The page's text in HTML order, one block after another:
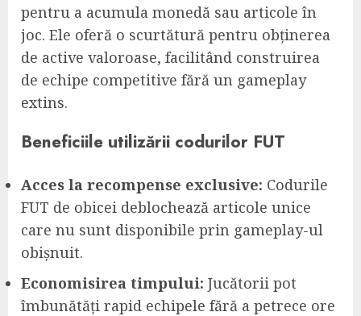
pentru a acumula monedă sau articole în
joc. Ele oferă o scurtătură pentru obținerea
de active valoroase, facilitând construirea
de echipe competitive fără un gameplay
extins.
Beneficiile utilizării codurilor FUT
Acces la recompense exclusive: Codurile
FUT de obicei deblochează articole unice
care nu sunt disponibile prin gameplay-ul
obișnuit.
Economisirea timpului: Jucătorii pot
îmbunătăți rapid echipele fără a petrece ore